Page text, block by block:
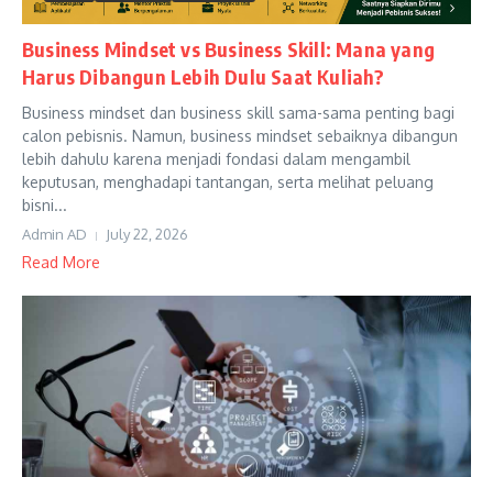
Business Mindset vs Business Skill: Mana yang
Harus Dibangun Lebih Dulu Saat Kuliah?
Business mindset dan business skill sama-sama penting bagi
calon pebisnis. Namun, business mindset sebaiknya dibangun
lebih dahulu karena menjadi fondasi dalam mengambil
keputusan, menghadapi tantangan, serta melihat peluang
bisni...
Admin AD July 22, 2026
Read More